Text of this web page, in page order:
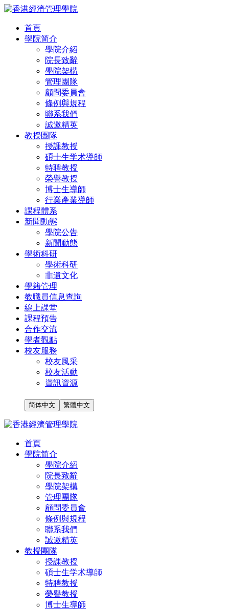
首頁
學院简介
學院介紹
院長致辭
學院架構
管理團隊
顧問委員會
條例與規程
聯系我們
誠邀精英
教授團隊
授課教授
碩士生学术導師
特聘教授
榮譽教授
博士生導師
行業產業導師
課程體系
新聞動態
學院公告
新聞動態
學術科研
學術科研
非遺文化
學籍管理
教職員信息查詢
線上課堂
課程預告
合作交流
學者觀點
校友服務
校友風采
校友活動
資訊資源
简体中文 繁體中文
首頁
學院简介
學院介紹
院長致辭
學院架構
管理團隊
顧問委員會
條例與規程
聯系我們
誠邀精英
教授團隊
授課教授
碩士生学术導師
特聘教授
榮譽教授
博士生導師